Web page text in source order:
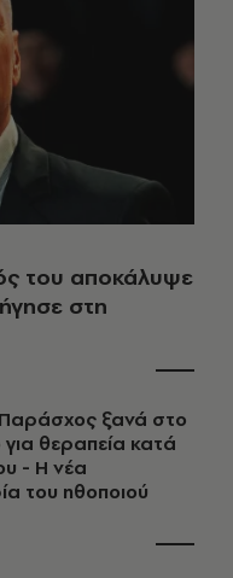
του αποκάλυψε
στη
ξανά στο
θεραπεία κατά
- Η νέα
του ηθοποιού